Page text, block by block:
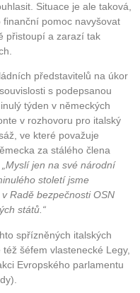
Situace je ale taková,
pomoc navyšovat
přistoupí a zarazí tak
představitelů na úkor
s podepsanou
týden v německých
v rozhovoru pro italský
ve které považuje
za stálého člena
„Myslí jen na své národní
století jsme
Radě bezpečnosti OSN
států.“
spřízněných italských
šéfem vlastenecké Legy,
Evropského parlamentu